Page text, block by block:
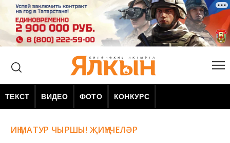
ТЕКСТ ВИДЕО ФОТО КОНКУРС
ИҢ МАТУР ЧЫРШЫ! ҖИҢҮЧЕЛӘР